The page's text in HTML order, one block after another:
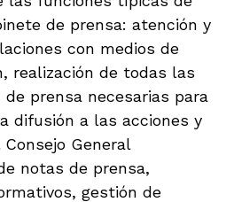
de prensa: atención y
con medios de
realización de todas las
prensa necesarias para
difusión a las acciones y
General
notas de prensa,
gestión de